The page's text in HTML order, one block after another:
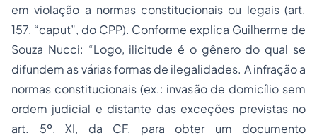
em violação a normas constitucionais ou legais (art.
157, “caput”, do CPP). Conforme explica Guilherme de
Souza Nucci: “Logo, ilicitude é o gênero do qual se
difundem as várias formas de ilegalidades. A infração a
normas constitucionais (ex.: invasão de domicílio sem
ordem judicial e distante das exceções previstas no
art. 5º, XI, da CF, para obter um documento